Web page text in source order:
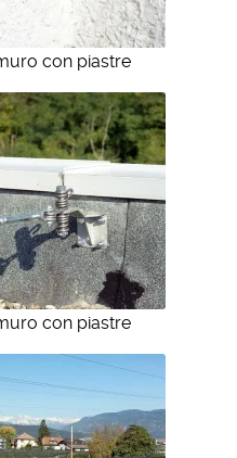
con piastre
con piastre